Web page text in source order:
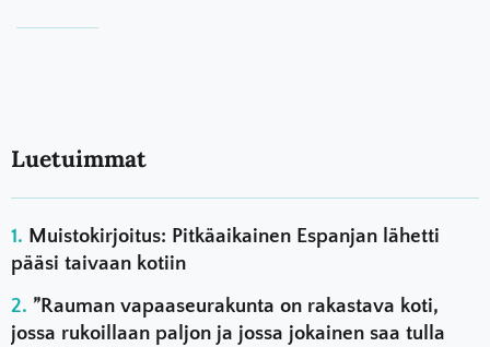
Luetuimmat
Muistokirjoitus: Pitkäaikainen Espanjan lähetti
pääsi taivaan kotiin
”Rauman vapaaseurakunta on rakastava koti,
jossa rukoillaan paljon ja jossa jokainen saa tulla